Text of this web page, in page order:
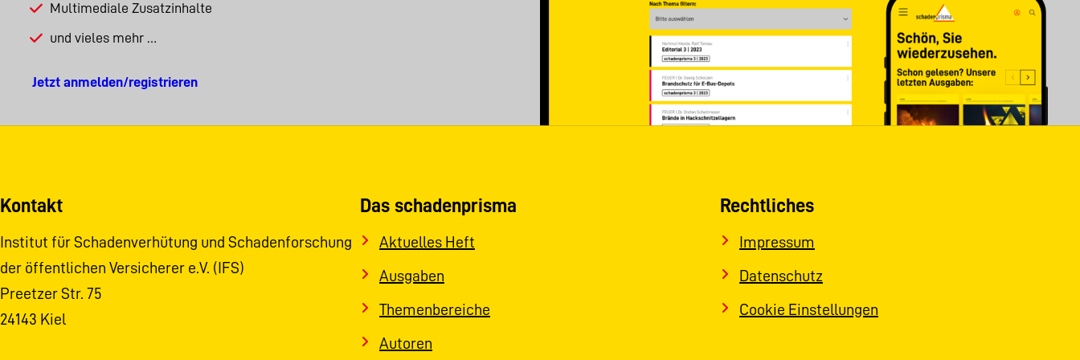
Multimediale Zusatzinhalte
und vieles mehr …
Jetzt anmelden/registrieren
Kontakt
Institut für Schadenverhütung und Schadenforschung
der öffentlichen Versicherer e.V. (IFS)
Preetzer Str. 75
24143 Kiel
Das schadenprisma
Aktuelles Heft
Ausgaben
Themenbereiche
Autoren
Rechtliches
Impressum
Datenschutz
Cookie Einstellungen